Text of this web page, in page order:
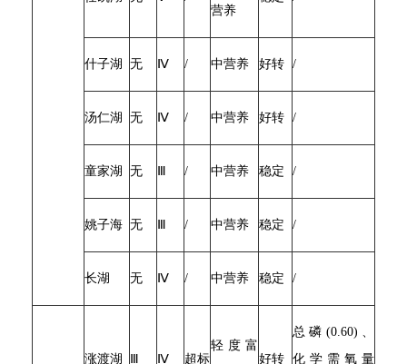
营养
什子湖 无 Ⅳ / 中营养 好转 /
汤仁湖 无 Ⅳ / 中营养 好转 /
童家湖 无 / 中营养 稳定 /
姚子海 无 / 中营养 稳定 /
长湖 无 Ⅳ / 中营养 稳定 /
涨渡湖 Ⅳ 超标
轻度富
好转
总磷(0.60)、
化学需氧量